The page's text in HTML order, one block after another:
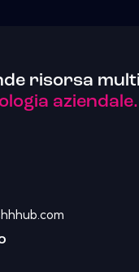
risorsa
aziendale.